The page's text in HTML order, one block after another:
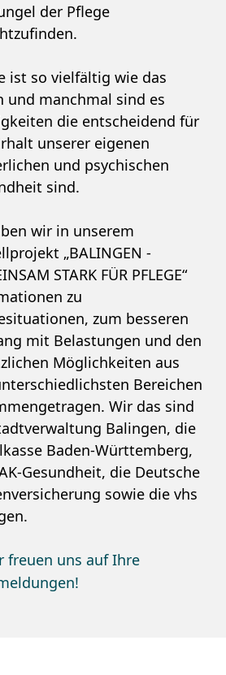
der Pflege
ist so vielfältig wie das
und manchmal sind es
die entscheidend für
unserer eigenen
und psychischen
sind.
wir in unserem
„BALINGEN -
STARK FÜR PFLEGE“
zu
zum besseren
mit Belastungen und den
Möglichkeiten aus
Bereichen
Wir das sind
Balingen, die
Baden-Württemberg,
Gesundheit, die Deutsche
sowie die vhs
freuen uns auf Ihre